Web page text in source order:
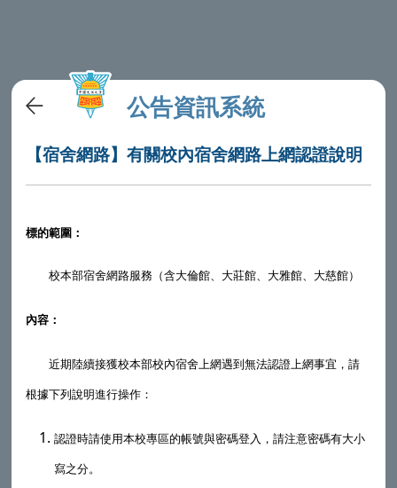
公告資訊系統
【宿舍網路】有關校內宿舍網路上網認證說明
標的範圍：
校本部宿舍網路服務（含大倫館、大莊館、大雅館、大慈館）
內容：
近期陸續接獲校本部校內宿舍上網遇到無法認證上網事宜，請
根據下列說明進行操作：
認證時請使用本校專區的帳號與密碼登入，請注意密碼有大小
寫之分。